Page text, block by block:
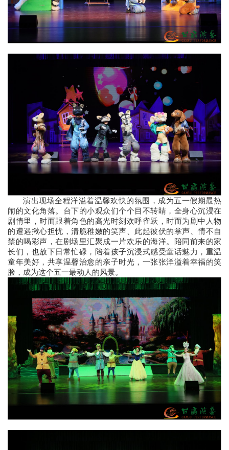
演出现场全程洋溢着温馨欢快的氛围，成为五一假期最热
闹的文化角落。台下的小观众们个个目不转睛，全身心沉浸在
剧情里，时而跟着角色的高光时刻欢呼雀跃，时而为剧中人物
的遭遇揪心担忧，清脆稚嫩的笑声、此起彼伏的掌声、情不自
禁的喝彩声，在剧场里汇聚成一片欢乐的海洋。陪同前来的家
长们，也放下日常忙碌，陪着孩子沉浸式感受童话魅力，重温
童年美好，共享温馨治愈的亲子时光，一张张洋溢着幸福的笑
脸，成为这个五一最动人的风景。